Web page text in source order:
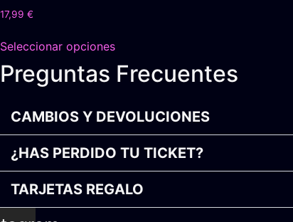
en
página
producto
17,99 €
Seleccionar opcionesproducto
tiene
múltiples
Las
opciones
se
pueden
elegir
en
Preguntas Frecuentes
CAMBIOS Y DEVOLUCIONES
¿HAS PERDIDO TU TICKET?
TARJETAS REGALO